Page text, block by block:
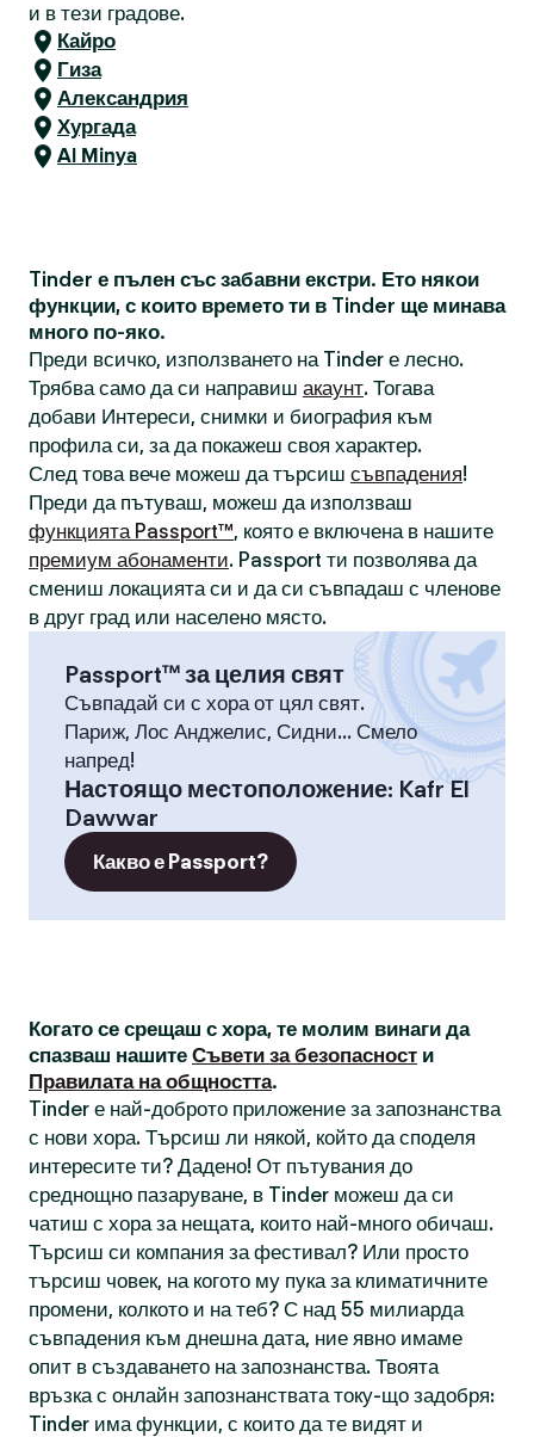
и в тези градове.
Кайро
Гиза
Александрия
Хургада
Al Minya
Tinder е пълен със забавни екстри. Ето някои
функции, с които времето ти в Tinder ще минава
много по-яко.
Преди всичко, използването на Tinder е лесно.
Трябва само да си направиш акаунт. Тогава
добави Интереси, снимки и биография към
профила си, за да покажеш своя характер.
След това вече можеш да търсиш съвпадения!
Преди да пътуваш, можеш да използваш
функцията Passport™, която е включена в нашите
премиум абонаменти. Passport ти позволява да
смениш локацията си и да си съвпадаш с членове
в друг град или населено място.
Passport™ за целия свят
Съвпадай си с хора от цял свят.
Париж, Лос Анджелис, Сидни... Смело
напред!
Настоящо местоположение: Kafr El
Dawwar
Какво е Passport?
Когато се срещаш с хора, те молим винаги да
спазваш нашите Съвети за безопасност и
Правилата на общността.
Tinder е най-доброто приложение за запознанства
с нови хора. Търсиш ли някой, който да споделя
интересите ти? Дадено! От пътувания до
среднощно пазаруване, в Tinder можеш да си
чатиш с хора за нещата, които най-много обичаш.
Търсиш си компания за фестивал? Или просто
търсиш човек, на когото му пука за климатичните
промени, колкото и на теб? С над 55 милиарда
съвпадения към днешна дата, ние явно имаме
опит в създаването на запознанства. Твоята
връзка с онлайн запознанствата току-що задобря:
Tinder има функции, с които да те видят и